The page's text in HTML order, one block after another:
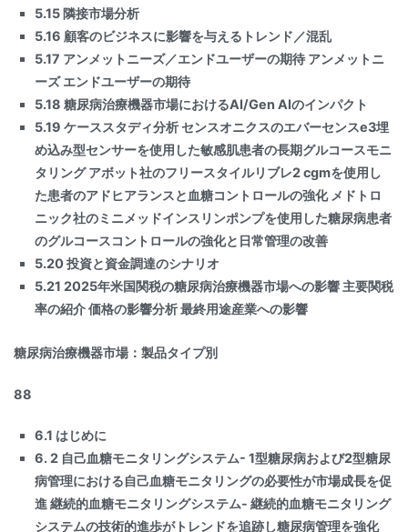
5.15 隣接市場分析
5.16 顧客のビジネスに影響を与えるトレンド／混乱
5.17 アンメットニーズ／エンドユーザーの期待 アンメットニ
ーズ エンドユーザーの期待
5.18 糖尿病治療機器市場におけるAI/Gen AIのインパクト
5.19 ケーススタディ分析 センスオニクスのエバーセンスe3埋
め込み型センサーを使用した敏感肌患者の長期グルコースモニ
タリング アボット社のフリースタイルリブレ2 cgmを使用し
た患者のアドヒアランスと血糖コントロールの強化 メドトロ
ニック社のミニメッドインスリンポンプを使用した糖尿病患者
のグルコースコントロールの強化と日常管理の改善
5.20 投資と資金調達のシナリオ
5.21 2025年米国関税の糖尿病治療機器市場への影響 主要関税
率の紹介 価格の影響分析 最終用途産業への影響
糖尿病治療機器市場：製品タイプ別
88
6.1 はじめに
6. 2 自己血糖モニタリングシステム- 1型糖尿病および2型糖尿
病管理における自己血糖モニタリングの必要性が市場成長を促
進 継続的血糖モニタリングシステム- 継続的血糖モニタリング
システムの技術的進歩がトレンドを追跡し糖尿病管理を強化